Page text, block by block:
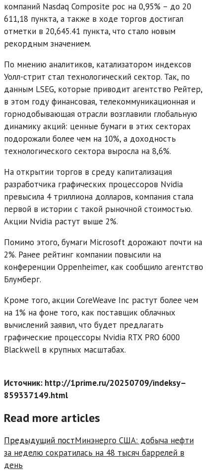
компаний Nasdaq Composite рос на 0,95% – до 20
611,18 пункта, а также в ходе торгов достигал
отметки в 20,645.41 пункта, что стало новым
рекордным значением.
По мнению аналитиков, катализатором индексов
Уолл-стрит стал технологический сектор. Так, по
данным LSEG, которые приводит агентство Рейтер,
в этом году финансовая, телекоммуникационная и
горнодобывающая отрасли возглавили глобальную
динамику акций: ценные бумаги в этих секторах
подорожали более чем на 10%, а доходность
технологического сектора выросла на 8,6%.
На открытии торгов в среду капитализация
разработчика графических процессоров Nvidia
превысила 4 триллиона долларов, компания стала
первой в истории с такой рыночной стоимостью.
Акции Nvidia растут выше 2%.
Помимо этого, бумаги Microsoft дорожают почти на
2%. Ранее рейтинг компании повысили на
конференции Oppenheimer, как сообщило агентство
Блумберг.
Кроме того, акции CoreWeave Inc растут более чем
на 1% на фоне того, как поставщик облачных
вычислений заявил, что будет предлагать
графические процессоры Nvidia RTX PRO 6000
Blackwell в крупных масштабах.
Источник: http://1prime.ru/20250709/indeksy–
859337149.html
Read more articles
Предыдущий постМинэнерго США: добыча нефти
за неделю сократилась на 48 тысяч баррелей в
день